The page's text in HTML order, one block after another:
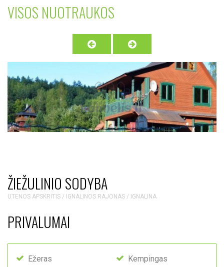
VISOS NUOTRAUKOS
ŽIEŽULINIO SODYBA
UTENOS APSKRITIS / IGNALINOS RAJONAS / IGNALINA
PRIVALUMAI
Ežeras
Kempingas